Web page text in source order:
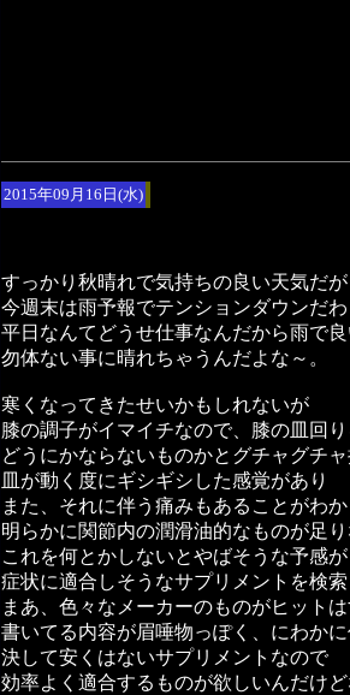
2015年09月16日(水)
すっかり秋晴れで気持ちの良い天気だが
今週末は雨予報でテンションダウンだ
平日なんてどうせ仕事なんだから雨で
勿体ない事に晴れちゃうんだよな～。
寒くなってきたせいかもしれないが
膝の調子がイマイチなので、膝の皿回
どうにかならないものかとグチャグチ
皿が動く度にギシギシした感覚があり
また、それに伴う痛みもあることがわ
明らかに関節内の潤滑油的なものが足
これを何とかしないとやばそうな予感
症状に適合しそうなサプリメントを検
まあ、色々なメーカーのものがヒット
書いてる内容が眉唾物っぽく、にわか
決して安くはないサプリメントなので
効率よく適合するものが欲しいんだけ